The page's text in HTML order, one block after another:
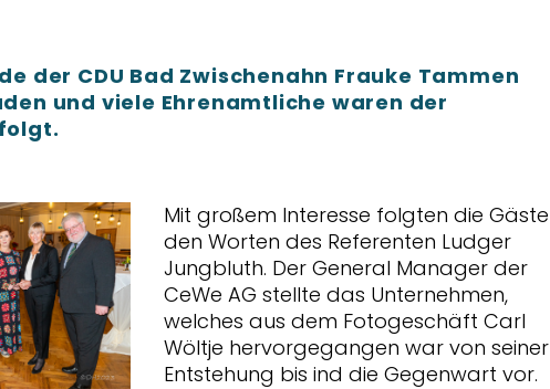
der CDU Bad Zwischenahn Frauke Tammen
und viele Ehrenamtliche waren der
Mit großem Interesse folgten die Gäste
den Worten des Referenten Ludger
Jungbluth. Der General Manager der
CeWe AG stellte das Unternehmen,
welches aus dem Fotogeschäft Carl
Wöltje hervorgegangen war von seiner
Entstehung bis ind die Gegenwart vor.